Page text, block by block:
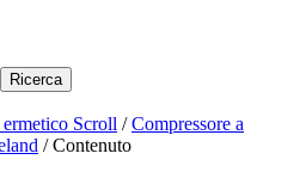
Scroll /Compressore a
/ Contenuto